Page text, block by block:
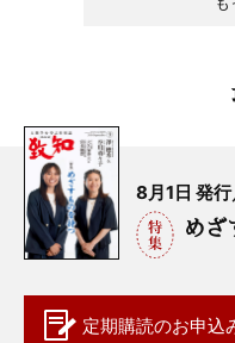
8月1日 発
めざ
定期購読のお申込